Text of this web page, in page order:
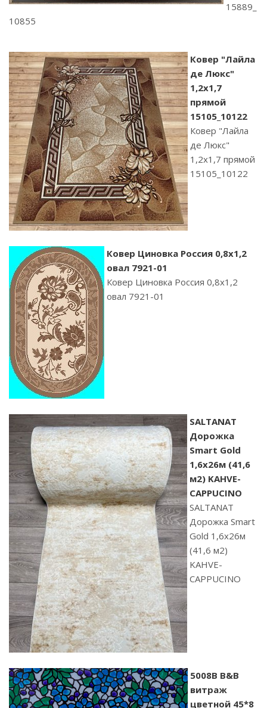
15889_
10855
Ковер "Лайла
де Люкс"
1,2х1,7
прямой
15105_10122
Ковер "Лайла
де Люкс"
1,2х1,7 прямой
15105_10122
Ковер Циновка Россия 0,8х1,2
овал 7921-01
Ковер Циновка Россия 0,8х1,2
овал 7921-01
SALTANAT
Дорожка
Smart Gold
1,6х26м (41,6
м2) KAHVE-
CAPPUCINO
SALTANAT
Дорожка Smart
Gold 1,6х26м
(41,6 м2)
KAHVE-
CAPPUCINO
5008B B&B
витраж
цветной 45*8